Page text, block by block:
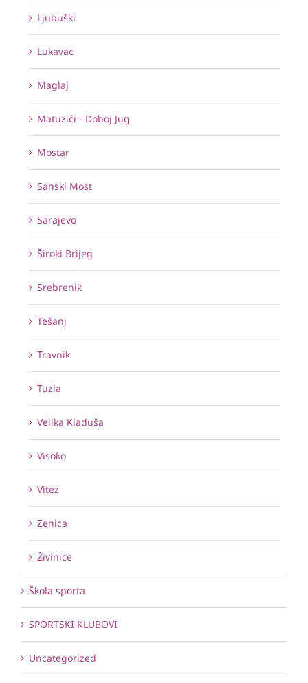
Ljubuški
Lukavac
Maglaj
Matuzići - Doboj Jug
Mostar
Sanski Most
Sarajevo
Široki Brijeg
Srebrenik
Tešanj
Travnik
Tuzla
Velika Kladuša
Visoko
Vitez
Zenica
Živinice
Škola sporta
SPORTSKI KLUBOVI
Uncategorized